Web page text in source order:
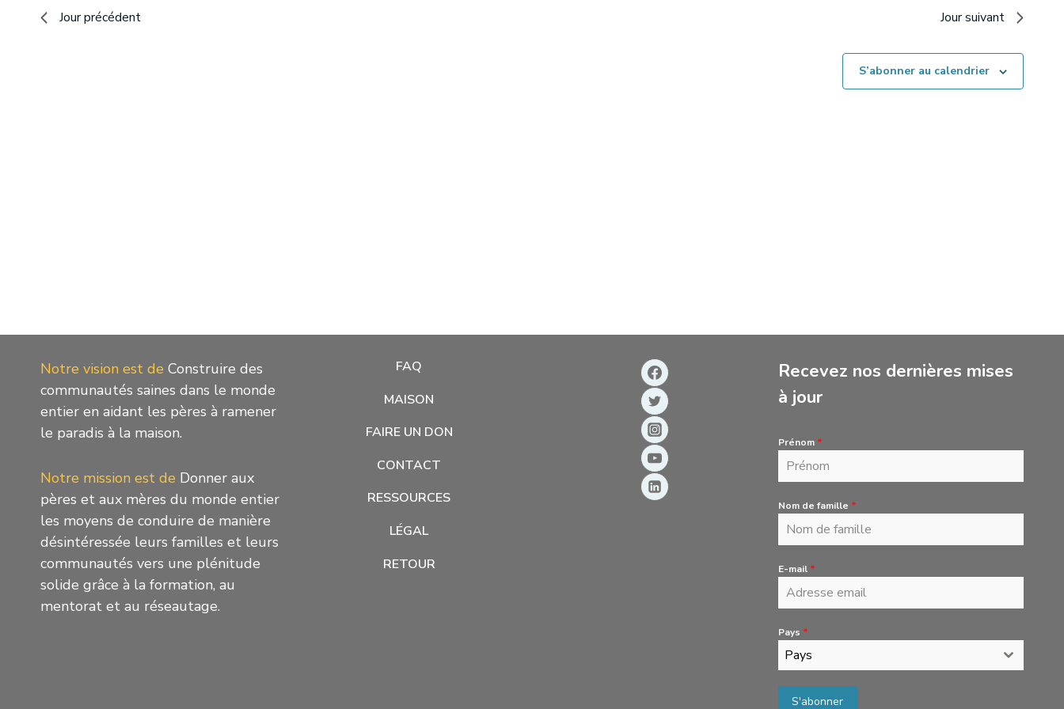
2025
vues
Jour précédent Jour suivant
S’abonner au calendrier
Notre vision est de Construire des
communautés saines dans le monde
entier en aidant les pères à ramener
le paradis à la maison.
Notre mission est de Donner aux
pères et aux mères du monde entier
les moyens de conduire de manière
désintéressée leurs familles et leurs
communautés vers une plénitude
solide grâce à la formation, au
mentorat et au réseautage.
FAQ
MAISON
FAIRE UN DON
CONTACT
RESSOURCES
LÉGAL
RETOUR
Recevez nos dernières mises
à jour
Prénom *
Nom de famille *
E-mail *
Pays *
Pays
S'abonner